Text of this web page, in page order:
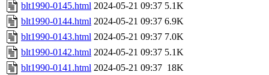
blt1990-0145.html 2024-05-21 09:37 5.1K
blt1990-0144.html 2024-05-21 09:37 6.9K
blt1990-0143.html 2024-05-21 09:37 7.0K
blt1990-0142.html 2024-05-21 09:37 5.1K
blt1990-0141.html 2024-05-21 09:37 18K